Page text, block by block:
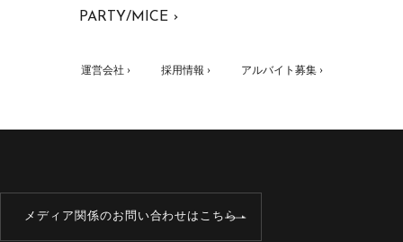
PARTY/MICE ›
運営会社 › 採用情報 › アルバイト募集 ›
メディア関係のお問い合わせはこちら